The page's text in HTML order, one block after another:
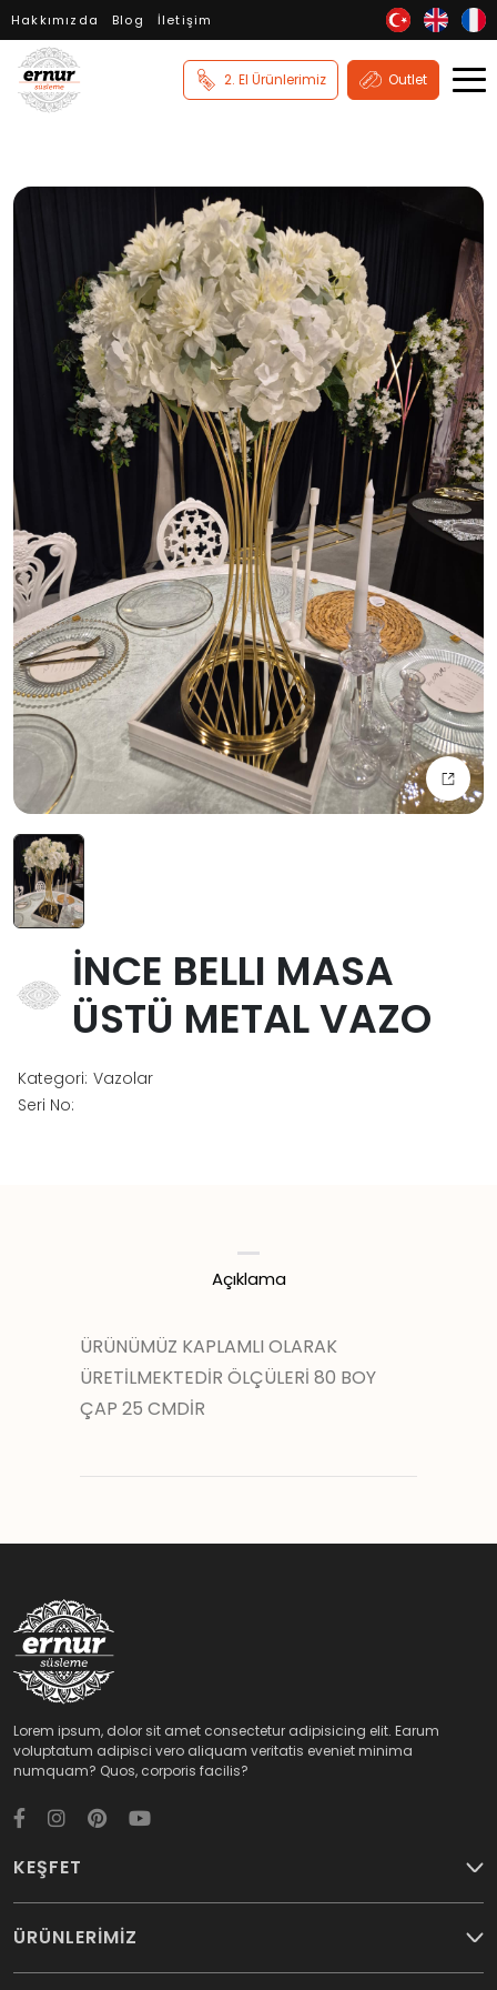
Hakkımızda Blog İletişim
2. El Ürünlerimiz Outlet
İNCE BELLI MASA
ÜSTÜ METAL VAZO
Kategori: Vazolar
Seri No:
Açıklama
ÜRÜNÜMÜZ KAPLAMLI OLARAK
ÜRETİLMEKTEDİR ÖLÇÜLERİ 80 BOY
ÇAP 25 CMDİR
Lorem ipsum, dolor sit amet consectetur adipisicing elit. Earum
voluptatum adipisci vero aliquam veritatis eveniet minima
numquam? Quos, corporis facilis?
KEŞFET
ÜRÜNLERİMİZ